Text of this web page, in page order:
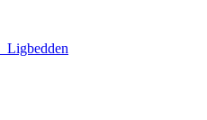
Ligbedden